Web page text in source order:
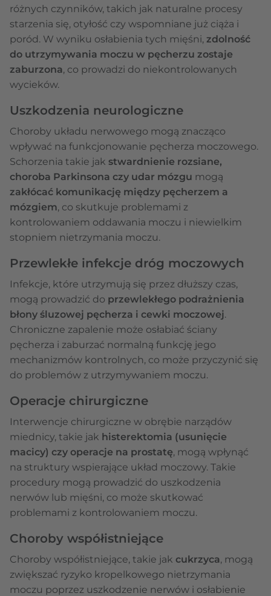
różnych czynników, takich jak naturalne procesy
starzenia się, otyłość czy wspomniane już ciąża i
poród. W wyniku osłabienia tych mięśni, zdolność
do utrzymywania moczu w pęcherzu zostaje
zaburzona, co prowadzi do niekontrolowanych
wycieków.
Uszkodzenia neurologiczne
Choroby układu nerwowego mogą znacząco
wpływać na funkcjonowanie pęcherza moczowego.
Schorzenia takie jak stwardnienie rozsiane,
choroba Parkinsona czy udar mózgu mogą
zakłócać komunikację między pęcherzem a
mózgiem, co skutkuje problemami z
kontrolowaniem oddawania moczu i niewielkim
stopniem nietrzymania moczu.
Przewlekłe infekcje dróg moczowych
Infekcje, które utrzymują się przez dłuższy czas,
mogą prowadzić do przewlekłego podrażnienia
błony śluzowej pęcherza i cewki moczowej.
Chroniczne zapalenie może osłabiać ściany
pęcherza i zaburzać normalną funkcję jego
mechanizmów kontrolnych, co może przyczynić się
do problemów z utrzymywaniem moczu.
Operacje chirurgiczne
Interwencje chirurgiczne w obrębie narządów
miednicy, takie jak histerektomia (usunięcie
macicy) czy operacje na prostatę, mogą wpłynąć
na struktury wspierające układ moczowy. Takie
procedury mogą prowadzić do uszkodzenia
nerwów lub mięśni, co może skutkować
problemami z kontrolowaniem moczu.
Choroby współistniejące
Choroby współistniejące, takie jak cukrzyca, mogą
zwiększać ryzyko kropelkowego nietrzymania
moczu poprzez uszkodzenie nerwów i osłabienie